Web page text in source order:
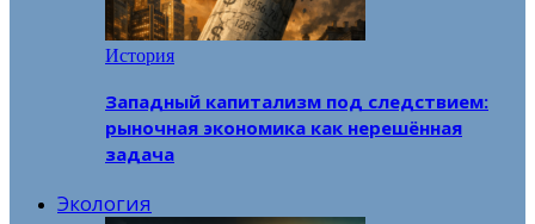
История
Западный капитализм под следствием:
рыночная экономика как нерешённая
задача
Экология